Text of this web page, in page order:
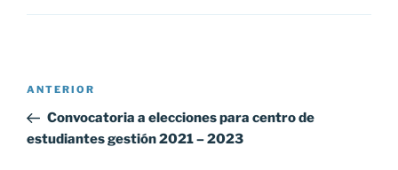
Navegación
entradas
Entrada
anterior:
ANTERIOR
Convocatoria a elecciones para centro de
estudiantes gestión 2021 – 2023